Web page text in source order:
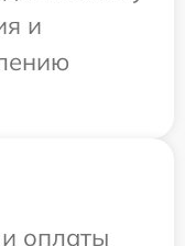
и
оплаты